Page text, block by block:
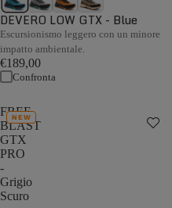
DEVERO LOW GTX - Blue
Escursionismo leggero con un minore
impatto ambientale.
€189,00
Confronta
FREE
BLAST
GTX
PRO
-
Grigio
Scuro
NEW